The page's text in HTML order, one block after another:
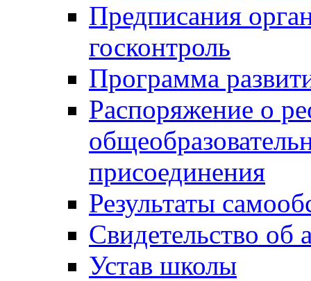
Предписания
госконтроль
Программа
Распоряжение о
присоединения
Результаты
Свидетельство об
Устав школы